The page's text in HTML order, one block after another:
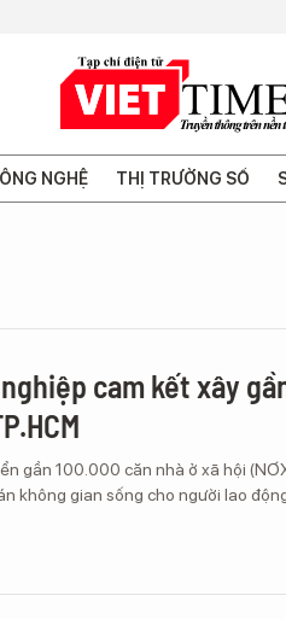
NGHỆ THỊ TRƯỜNG SỐ
cam kết xây
gần 100.000 căn nhà ở xã hội
không gian sống cho người lao động